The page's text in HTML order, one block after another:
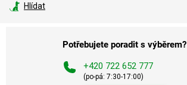
Hlídat
Potřebujete poradit s výběrem?
+420 722 652 777
(po-pá: 7:30-17:00)